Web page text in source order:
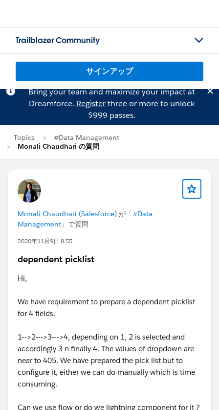
Trailblazer Community
サインアップ
Bring your team and maximize your impact at
Dreamforce. Registerthree or more to unlock
$999 passes.
Topics
#Data Management
Monali Chaudhari の質問
Monali Chaudhari (Salesforce) が「#Data
Management 」で質問
2020年11月9日 8:55
dependent picklist
Hi,
We have requirement to prepare a dependent picklist
for 4 fields.
1-->2--->3--->4, depending on 1, 2 is selected and
accordingly 3 n finally 4. The values of dropdown are
near to 405. We have prepared the pick list but to
configure it, either we can do manually which is time
consuming.
Can we use flow or do we lightning component for it ?